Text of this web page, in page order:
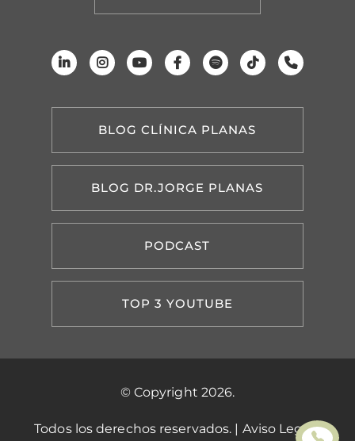
BLOG CLÍNICA PLANAS
BLOG DR.JORGE PLANAS
PODCAST
TOP 3 YOUTUBE
© Copyright 2026.
Todos los derechos reservados. | Aviso Legal|